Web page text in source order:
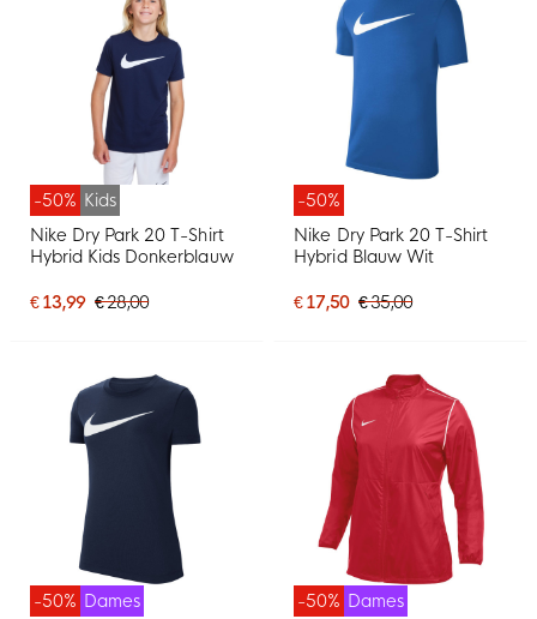
-50% Kids
Nike Dry Park 20 T-Shirt
Hybrid Kids Donkerblauw
€ 13,99 € 28,00
-50%
Nike Dry Park 20 T-Shirt
Hybrid Blauw Wit
€ 17,50 € 35,00
-50% Dames
-50% Dames